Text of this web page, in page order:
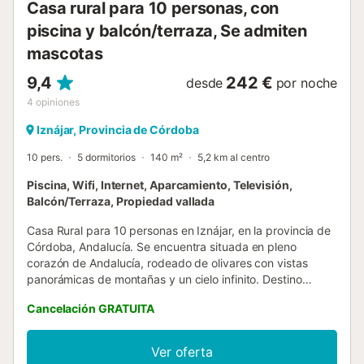
Casa rural para 10 personas, con
piscina y balcón/terraza, Se admiten
mascotas
9,4
4 opiniones
desde 242 € por noche
Iznájar, Provincia de Córdoba
10 pers. 5 dormitorios 140 m² 5,2 km al centro
Piscina, Wifi, Internet, Aparcamiento, Televisión,
Balcón/Terraza, Propiedad vallada
Casa Rural para 10 personas en Iznájar, en la provincia de
Córdoba, Andalucía. Se encuentra situada en pleno
corazón de Andalucía, rodeado de olivares con vistas
panorámicas de montañas y un cielo infinito. Destino
sentidos. Se trata de una vivienda situada en campo de la
Subbética cordobesa, rodeada de olivos y alejada de
otras viviendas. Consta de dos plantas con cinco
dormitorios y dos baños (uno en cada planta), cocina,
Cancelación GRATUITA
Ver oferta